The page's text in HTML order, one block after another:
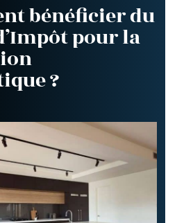
bénéficier du
pour la
?